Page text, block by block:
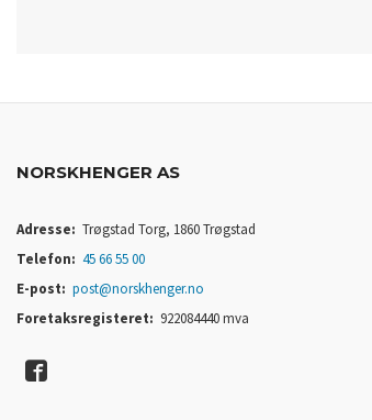
NORSKHENGER AS
Adresse: Trøgstad Torg, 1860 Trøgstad
Telefon: 45 66 55 00
E-post: post@norskhenger.no
Foretaksregisteret: 922084440 mva